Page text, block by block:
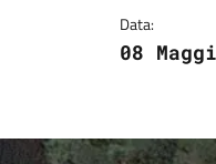
Data:
08